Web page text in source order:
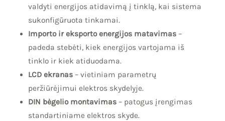
valdyti energijos atidavimą į tinklą, kai sistema
sukonfigūruota tinkamai.
Importo ir eksporto energijos matavimas–
padeda stebėti, kiek energijos vartojama iš
tinklo ir kiek atiduodama.
LCD ekranas– vietiniam parametrų
peržiūrėjimui elektros skydelyje.
DIN bėgelio montavimas– patogus įrengimas
standartiniame elektros skyde.